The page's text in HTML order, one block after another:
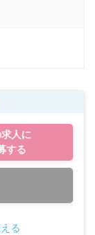
人に
する
る